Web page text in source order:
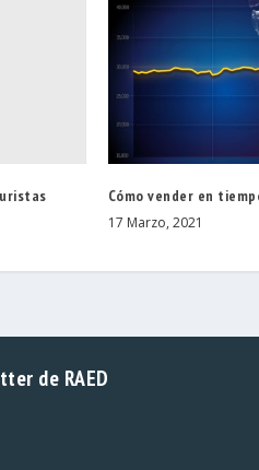
Cómo vender en
17 Marzo, 2021
de RAED